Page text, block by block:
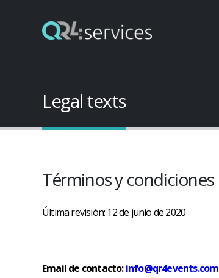
Legal texts
Términos y condiciones
Última revisión: 12 de junio de 2020
Email de contacto:info@qr4events.com